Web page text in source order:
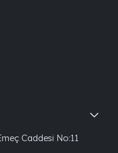
Caddesi No:11